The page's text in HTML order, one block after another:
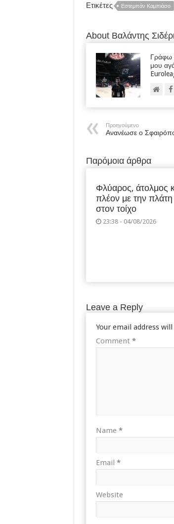
Ετικέτες Εστεμπάν Καμπιάσο
About Βαλάντης
Γράφω
μου
Προηγούμενο
Ανανέωσε ο
Παρόμοια άρθρα
Φλύαρος, άτολμος
πλέον με την πλάτη
στον τοίχο
23:38 - 04/08/2026
Leave a Reply
Your email address
Comment *
Name *
Email *
Website